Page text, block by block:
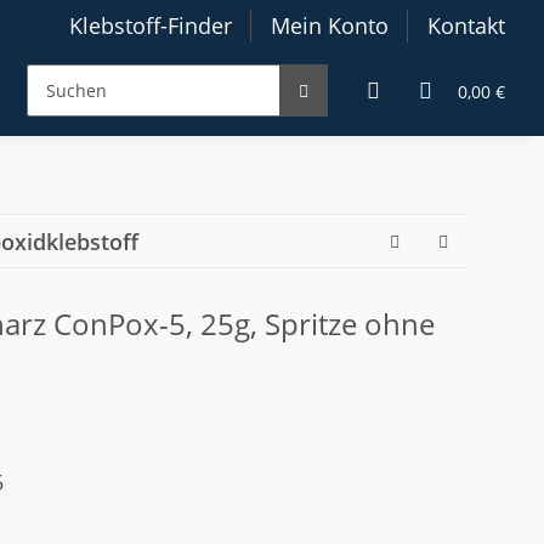
Klebstoff-Finder Mein Konto Kontakt
0,00 €
ConPox-5, 25g, Spritze ohne